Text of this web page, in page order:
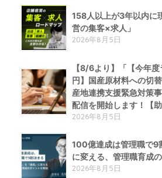
158人以上が3年以内に
営の集客×求人」
2026年8月5日
【8/6より】「【今年
円】国産原材料への切
産地連携支援緊急対策
配信を開始します！【助
2026年8月5日
100億達成は管理職で9
に変える、管理職育成
2026年8月5日